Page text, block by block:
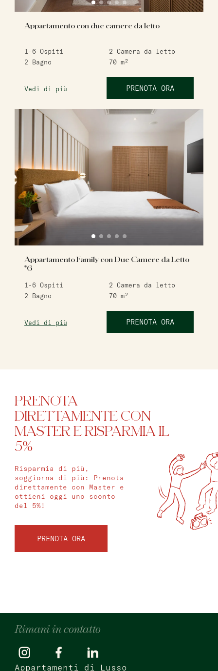
Appartamento con due camere da letto
1-6 Ospiti 2 Camera da letto
2 Bagno 70 m²
Vedi di più PRENOTA ORA
Appartamento Family con Due Camere da Letto
*6
1-6 Ospiti 2 Camera da letto
2 Bagno 70 m²
Vedi di più PRENOTA ORA
PRENOTA
DIRETTAMENTE CON
MASTER E RISPARMIA IL
5%
Risparmia di più,
soggiorna di più: Prenota
direttamente con Master e
ottieni oggi uno sconto
del 5%!
PRENOTA ORA
Rimani in contatto
Appartamenti di Lusso